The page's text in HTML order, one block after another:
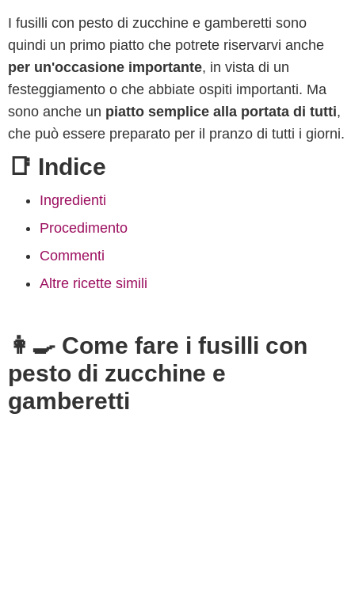
I fusilli con pesto di zucchine e gamberetti sono
quindi un primo piatto che potrete riservarvi anche
per un'occasione importante, in vista di un
festeggiamento o che abbiate ospiti importanti. Ma
sono anche un piatto semplice alla portata di tutti,
che può essere preparato per il pranzo di tutti i giorni.
📑 Indice
Ingredienti
Procedimento
Commenti
Altre ricette simili
👩‍🍳 Come fare i fusilli con
pesto di zucchine e
gamberetti